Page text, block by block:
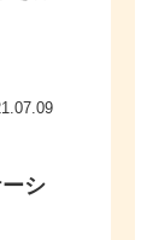
シ